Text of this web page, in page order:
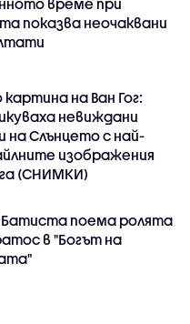
време при
показва неочаквани
на Ван Гог:
невиждани
на Слънцето с най-
изображения
(СНИМКИ)
Батиста поема ролята
в "Богът на